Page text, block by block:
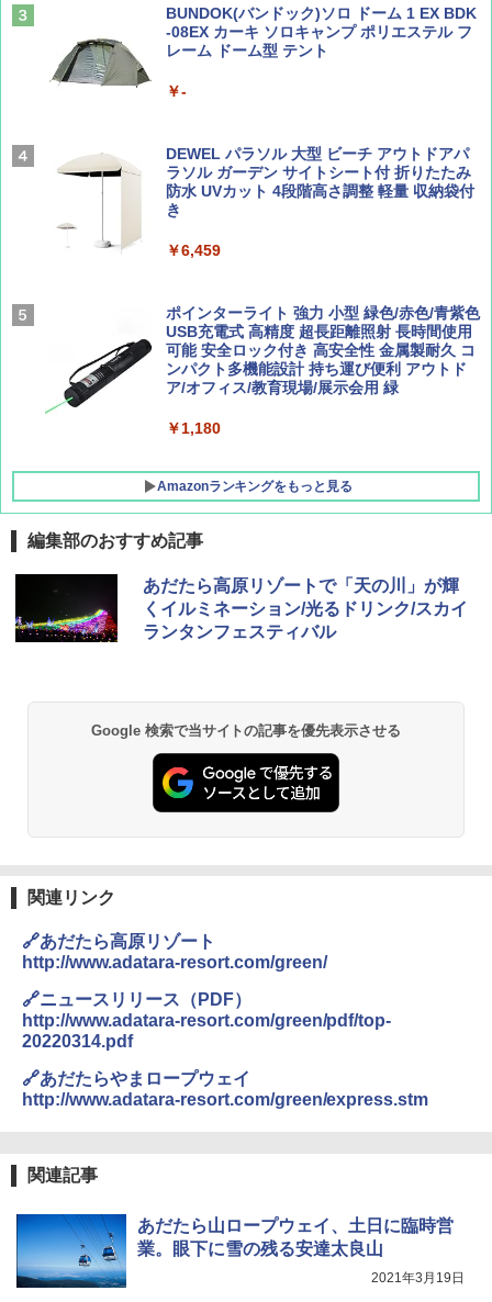
Coyote No.89 特集 星野道夫 夢見る旅
￥1,540
AIRLINE（エアライン）2026年9月号【特
集】ボーイング110周年を祝して！
￥1,760
A26 地球の歩き方 チェコ ポーランド スロヴ
パ
新しい日本地理 地図・統計・移動から読み
解く (講談社現代新書)
￥1,540
テント ワンタッチ RENEW 幅200 2-3人用 43
500002(88859)
広げるだけ パッとサッとテント ブラックコ
ーティング フルクローズ メッシュ 3-4人用
簡単設置 ポップアップテント エクルベージ
ュ(BC仕様) PATC-150B(EB)
￥9,990
[キャンパーズコレクション 山善] 傘みたいに
広げるだけ パッとサッとテント キューブワ
イド ブラックコーティング フルクローズ メ
ッシュ 4人用 簡単設置 ポップアップテント P
ATCW-150B エクルベージュ
￥-
BUNDOK(バンドック)ソロ ドーム 1 EX BDK
-08EX カーキ ソロキャンプ ポリエステル フ
レーム ドーム型 テント
￥-
DEWEL パラソル 大型 ビーチ アウトドアパ
ラソル ガーデン サイトシート付 折りたたみ
防水 UVカット 4段階高さ調整 軽量 収納袋付
き
￥6,459
ポインターライト 強力 小型 緑色/赤色/青紫色
USB充電式 高精度 超長距離照射 長時間使用
可能 安全ロック付き 高安全性 金属製耐久 コ
ンパクト多機能設計 持ち運び便利 アウトド
ア/オフィス/教育現場/展示会用 緑
￥1,180
Amazonランキングをもっと見る
編集部のおすすめ記事
あだたら高原リゾートで「天の川」が輝
くイルミネーション/光るドリンク/スカイ
ランタンフェスティバル
Google 検索で当サイトの記事を優先表示させる
関連リンク
🔗あだたら高原リゾート
http://www.adatara-resort.com/green/
🔗ニュースリリース（PDF）
http://www.adatara-resort.com/green/pdf/top-
20220314.pdf
🔗あだたらやまロープウェイ
http://www.adatara-resort.com/green/express.stm
関連記事
あだたら山ロープウェイ、土日に臨時営
業。眼下に雪の残る安達太良山
2021年3月19日